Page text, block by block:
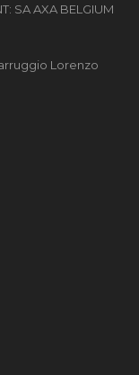
SA AXA BELGIUM
Lorenzo